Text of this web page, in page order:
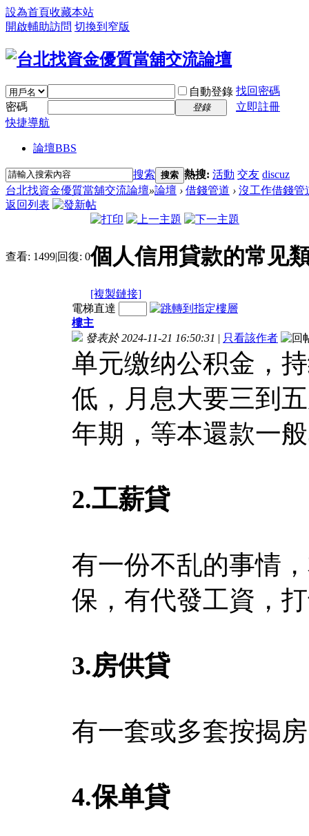
設為首頁收藏本站
開啟輔助訪問 切換到窄版
自動登錄 找回密碼
密碼
登錄
立即註冊
快捷導航
論壇BBS
搜索 搜索 熱搜: 活動 交友 discuz
台北找資金優質當舖交流論壇»論壇 › 借錢管道 › 沒工作借錢管
返回列表
查看: 1499|回復: 0個人信用貸款的常见
[複製鏈接]
電梯直達
樓主
發表於 2024-11-21 16:50:31 | 只看該作者
单元缴纳公积金，
低，月息大要三到
年期，等本還款一
2.工薪貸
有一份不乱的事情
保，有代發工資，
3.房供貸
有一套或多套按揭房
4.保单貸